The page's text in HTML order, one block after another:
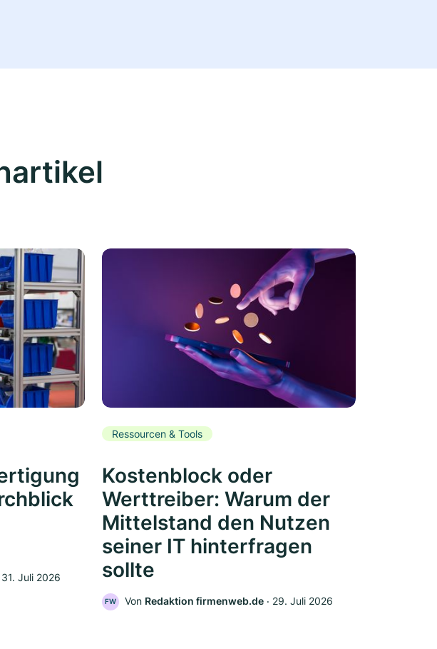
31. Juli 2026
Ressourcen & Tools
Kostenblock oder
Werttreiber: Warum der
Mittelstand den Nutzen
seiner IT hinterfragen
sollte
FW Von Redaktion firmenweb.de ‧ 29. Juli 2026